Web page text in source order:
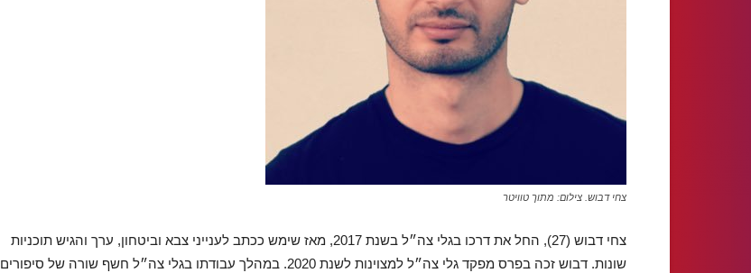
צחי דבוש. צילום: מתוך טוויטר
צחי דבוש (27), החל את דרכו בגלי צה״ל בשנת 2017, מאז שימש ככתב לענייני צבא וביטחון, ערך והגיש תוכניות
שונות. דבוש זכה בפרס מפקד גלי צה״ל למצוינות לשנת 2020. במהלך עבודתו בגלי צה״ל חשף שורה של סיפורים